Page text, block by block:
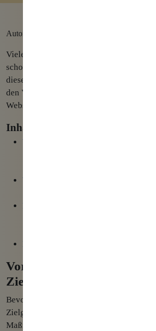
Autor: Christian Jäger am 20. Juni 2022
Viele Geschäftsmodelle basieren zum
schon Komplett auf dem Vertrieb über
diesem Beitrag erläutere ich Ihnen
den Verkauf Ihrer Produkte und
Webseite.
Inhaltsverzeichnis
Voraussetzung 1: Sie kennen Ihre
Welche Quellen kommen für
Voraussetzung 2: eine eigene
Eigener Shop oder
Reichweite erzeugen und Besucher
Interessante Inhalte zu Ihrem
Besucher zu Käufern konvertieren
Voraussetzung 1: Sie
Zielgruppe
Bevor Sie mit allem anderen Starten,
Zielgruppe so
Maßnahmen, welche Ihnen beim